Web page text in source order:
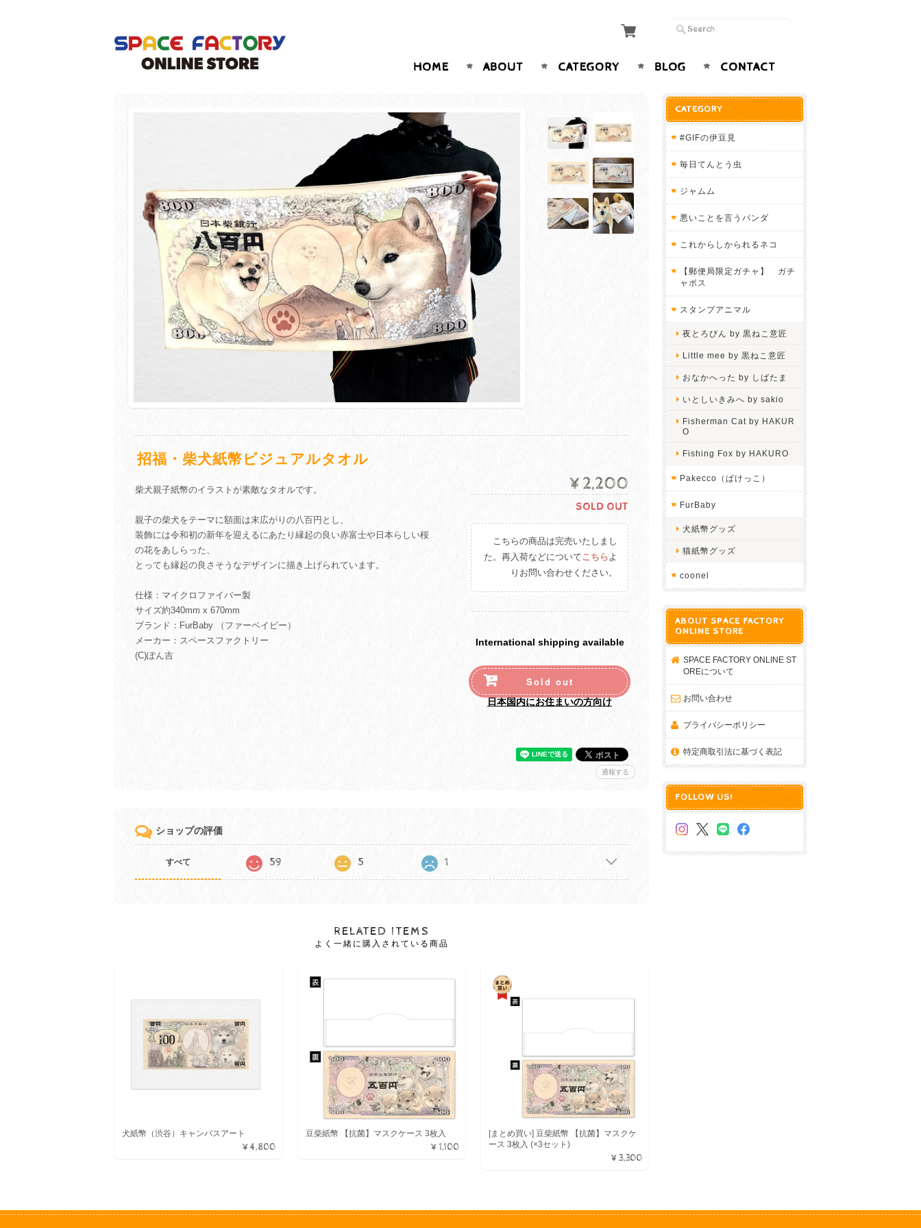
HOME ABOUT CATEGORY BLOG CONTACT
招福・柴犬紙幣ビジュアルタオル
柴犬親子紙幣のイラストが素敵なタオルです。
親子の柴犬をテーマに額面は末広がりの八百円とし、
装飾には令和初の新年を迎えるにあたり縁起の良い赤富士や日本らしい桜
の花をあしらった、
とっても縁起の良さそうなデザインに描き上げられています。
仕様：マイクロファイバー製
サイズ約340mm x 670mm
ブランド：FurBaby （ファーベイビー）
メーカー：スペースファクトリー
(C)ぽん吉
¥2,200
SOLD OUT
こちらの商品は完売いたしまし
た。再入荷などについてこちらよ
りお問い合わせください。
International shipping available
Sold out
日本国内にお住まいの方向け
通報する
ショップの評価
すべて 59 5 1
RELATED ITEMS
よく一緒に購入されている商品
犬紙幣（渋谷）キャンバスアート
¥4,800
豆柴紙幣 【抗菌】マスクケース 3枚入
¥1,100
[まとめ買い] 豆柴紙幣 【抗菌】マスクケ
ース 3枚入 (×3セット)
¥3,300
CATEGORY
#GIFの伊豆見
毎日てんとう虫
ジャムム
悪いことを言うパンダ
これからしかられるネコ
【郵便局限定ガチャ】 ガチ
ャポス
スタンプアニマル
夜とろびん by 黒ねこ意匠
Little mee by 黒ねこ意匠
おなかへった by しばたま
いとしいきみへ by sakio
Fisherman Cat by HAKUR
O
Fishing Fox by HAKURO
Pakecco（ぱけっこ）
FurBaby
犬紙幣グッズ
猫紙幣グッズ
coonel
ABOUT SPACE FACTORY
ONLINE STORE
SPACE FACTORY ONLINE ST
OREについて
お問い合わせ
プライバシーポリシー
特定商取引法に基づく表記
FOLLOW US!